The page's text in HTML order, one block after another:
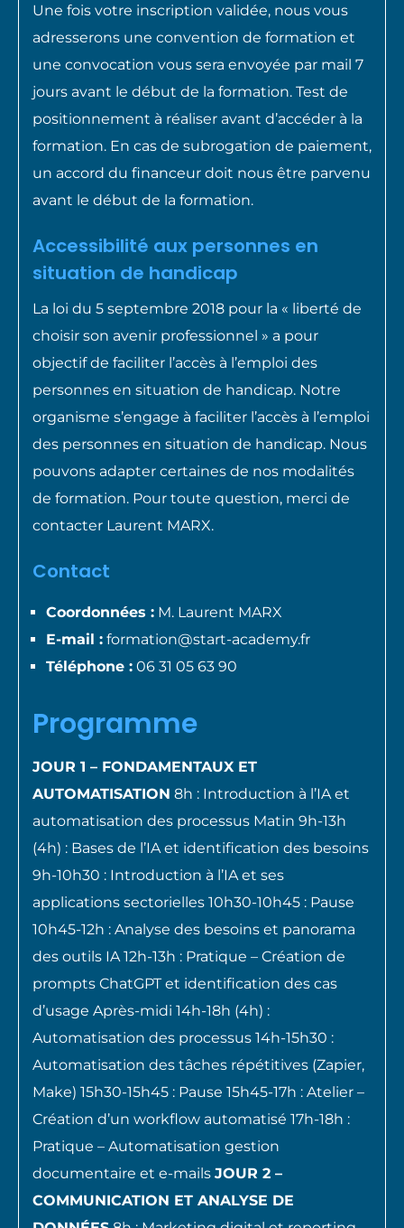
Une fois votre inscription validée, nous vous
adresserons une convention de formation et
une convocation vous sera envoyée par mail 7
jours avant le début de la formation. Test de
positionnement à réaliser avant d’accéder à la
formation. En cas de subrogation de paiement,
un accord du financeur doit nous être parvenu
avant le début de la formation.
Accessibilité aux personnes en
situation de handicap
La loi du 5 septembre 2018 pour la « liberté de
choisir son avenir professionnel » a pour
objectif de faciliter l’accès à l’emploi des
personnes en situation de handicap. Notre
organisme s’engage à faciliter l’accès à l’emploi
des personnes en situation de handicap. Nous
pouvons adapter certaines de nos modalités
de formation. Pour toute question, merci de
contacter Laurent MARX.
Contact
Coordonnées : M. Laurent MARX
E-mail : formation@start-academy.fr
Téléphone : 06 31 05 63 90
Programme
JOUR 1 – FONDAMENTAUX ET
AUTOMATISATION 8h : Introduction à l’IA et
automatisation des processus Matin 9h-13h
(4h) : Bases de l’IA et identification des besoins
9h-10h30 : Introduction à l’IA et ses
applications sectorielles 10h30-10h45 : Pause
10h45-12h : Analyse des besoins et panorama
des outils IA 12h-13h : Pratique – Création de
prompts ChatGPT et identification des cas
d’usage Après-midi 14h-18h (4h) :
Automatisation des processus 14h-15h30 :
Automatisation des tâches répétitives (Zapier,
Make) 15h30-15h45 : Pause 15h45-17h : Atelier –
Création d’un workflow automatisé 17h-18h :
Pratique – Automatisation gestion
documentaire et e-mails JOUR 2 –
COMMUNICATION ET ANALYSE DE